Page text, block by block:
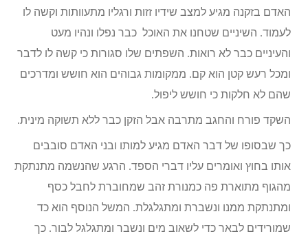
האדם בזקנה מגיע למצב שידיו זזות ורגליו מתעוותות וקשה לו
לעמוד. השיניים שטחנו את האוכל כבר נפלו ונהיו מעט
והעיניים כבר לא רואות. השפתים שלו סגורות כי קשה לו לדבר
ומכל רעש קטן הוא קם. ממקומות גבוהים הוא חושש ומדרכים
שהם לא חלקות כי חושש ליפול.
השקד פורח והחגב מתרבה אבל הזקן כבר ללא תשוקה מינית.
כך שבסופו של דבר האדם מגיע למותו ובני האדם סובבים
אותו בחוץ ואומרים עליו דברי הספד. הרגע שהנשמה מתנתקת
מהגוף מתוארת פה כמנורת זהב שמחוברת לחבל כסף
ומתנתקת ממנו ונשברת ומתגלגלת. המשל הנוסף הוא כד
שמורידים לבאר כדי לשאוב מים ונשבר ומתגלגל לבור. כך